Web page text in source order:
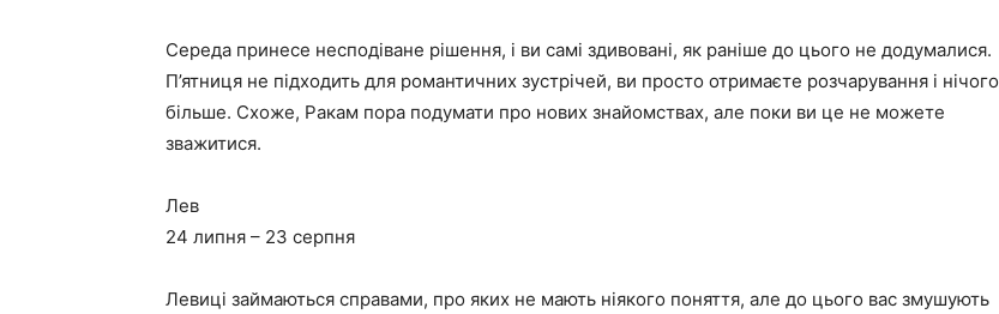
Середа принесе несподіване рішення, і ви самі здивовані, як раніше до цього не додумалися.
П’ятниця не підходить для романтичних зустрічей, ви просто отримаєте розчарування і нічого
більше. Схоже, Ракам пора подумати про нових знайомствах, але поки ви це не можете
зважитися.
Лев
24 липня – 23 серпня
Левиці займаються справами, про яких не мають ніякого поняття, але до цього вас змушують